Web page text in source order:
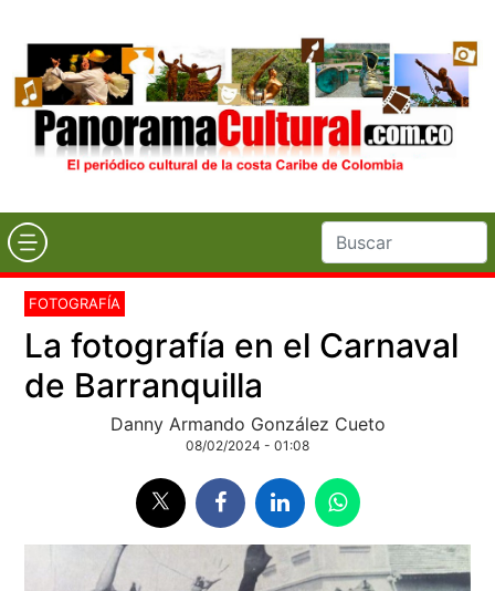
FOTOGRAFÍA
La fotografía en el Carnaval
de Barranquilla
Danny Armando González Cueto
08/02/2024 - 01:08